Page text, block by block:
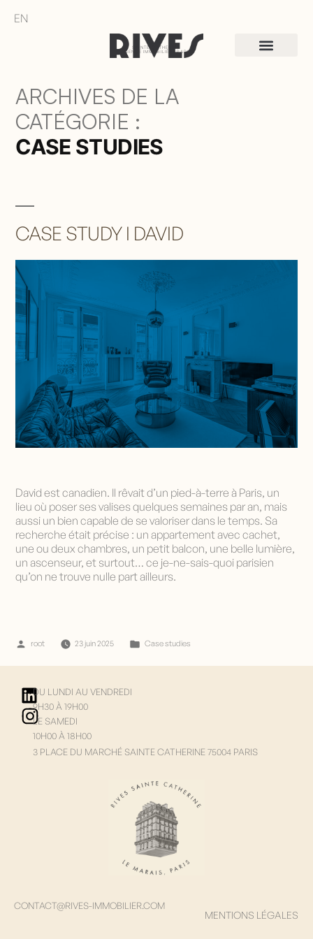
EN
SAINTE-CATHERINE
AGENCE IMMOBILIÈRE PARIS
ARCHIVES DE LA
CATÉGORIE :
CASE STUDIES
CASE STUDY I DAVID
David est canadien. Il rêvait d’un pied-à-terre à Paris, un
lieu où poser ses valises quelques semaines par an, mais
aussi un bien capable de se valoriser dans le temps. Sa
recherche était précise : un appartement avec cachet,
une ou deux chambres, un petit balcon, une belle lumière,
un ascenseur, et surtout… ce je-ne-sais-quoi parisien
qu’on ne trouve nulle part ailleurs.
root 23 juin 2025 Case studies
DU LUNDI AU VENDREDI
9H30 À 19H00
LE SAMEDI
10H00 À 18H00
3 PLACE DU MARCHÉ SAINTE CATHERINE 75004 PARIS
CONTACT@RIVES-IMMOBILIER.COM
MENTIONS LÉGALES